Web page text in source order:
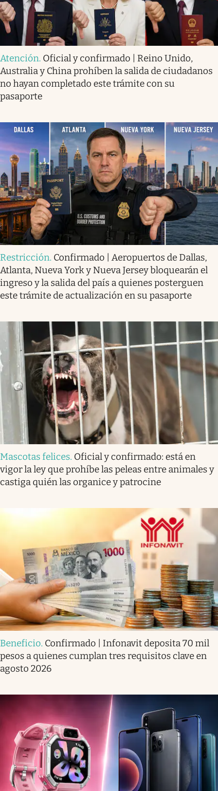
Atención. Oficial y confirmado | Reino Unido,
Australia y China prohíben la salida de ciudadanos
no hayan completado este trámite con su
pasaporte
Restricción. Confirmado | Aeropuertos de Dallas,
Atlanta, Nueva York y Nueva Jersey bloquearán el
ingreso y la salida del país a quienes posterguen
este trámite de actualización en su pasaporte
Mascotas felices. Oficial y confirmado: está en
vigor la ley que prohíbe las peleas entre animales y
castiga quién las organice y patrocine
Beneficio. Confirmado | Infonavit deposita 70 mil
pesos a quienes cumplan tres requisitos clave en
agosto 2026